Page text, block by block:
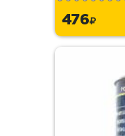
476